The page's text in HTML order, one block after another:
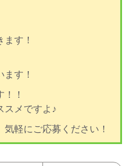
す！
す！
！
スメですよ♪
軽にご応募ください！